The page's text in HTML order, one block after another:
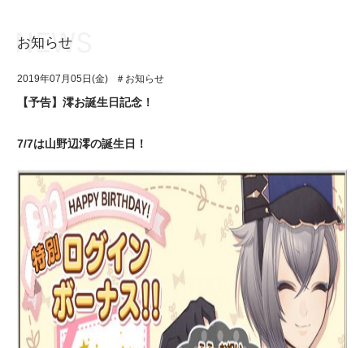
イベント・キャンペーン
ミュージック
グッズ・本
ギャラリー
アプリゲーム
イベント・キャンペーン
ミュージック
グッズ・本
ギャラリー
お知らせ
2019年07月05日(金) ＃お知らせ
【予告】澪お誕生日記念！
7/7は山野辺澪の誕生日！